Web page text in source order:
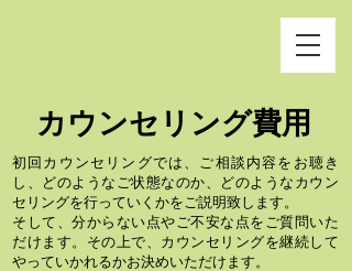
​カウンセリング費用
初回カウンセリングでは、ご相談内容をお聴き
し、どのようなご状態なのか、どのようなカウン
セリングを行っていくかをご説明致します。
そして、分からない点やご不安な点をご質問いた
だけます。その上で、カウンセリングを継続して
やっていかれるかお決めいただけます。